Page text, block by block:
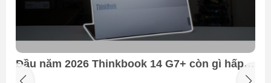
Đầu năm 2026 Thinkbook 14 G7+ còn gì hấp
dẫn ????